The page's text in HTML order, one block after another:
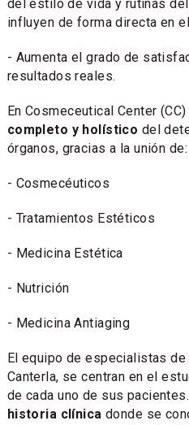
del estilo de vida y rutinas
influyen de forma directa en
- Aumenta el grado de
resultados reales.
En Cosmeceutical Center
completo y holístico del
órganos, gracias a la unión de:
- Cosmecéuticos
- Tratamientos Estéticos
- Medicina Estética
- Nutrición
- Medicina Antiaging
El equipo de especialistas de
Canterla, se centran en el
de cada uno de sus
historia clínica donde se